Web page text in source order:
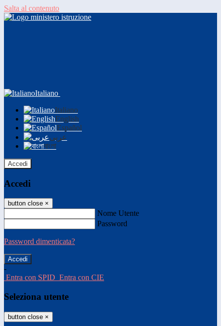
Salta al contenuto
Italiano
Italiano
English
Español
عربى
বাংলা
Accedi
Accedi
button close ×
Nome Utente
Password
Password dimenticata?
-
Entra con SPID Entra con CIE
Seleziona utente
button close ×